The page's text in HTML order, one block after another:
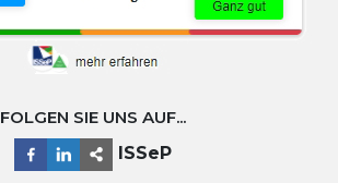
FOLGEN SIE UNS AUF...
ISSeP